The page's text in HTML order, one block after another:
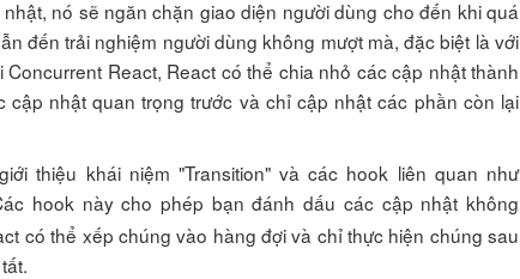
nó sẽ ngăn chặn giao diện người dùng cho đến khi quá
đến trải nghiệm người dùng không mượt mà, đặc biệt là với
React, React có thể chia nhỏ các cập nhật thành
nhật quan trọng trước và chỉ cập nhật các phần còn lại
thiệu khái niệm "Transition" và các hook liên quan như
hook này cho phép bạn đánh dấu các cập nhật không
có thể xếp chúng vào hàng đợi và chỉ thực hiện chúng sau